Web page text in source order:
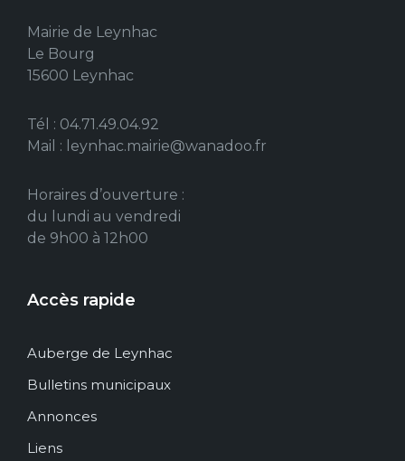
Mairie de Leynhac
Le Bourg
15600 Leynhac
Tél : 04.71.49.04.92
Mail : leynhac.mairie@wanadoo.fr
Horaires d’ouverture :
du lundi au vendredi
de 9h00 à 12h00
Accès rapide
Auberge de Leynhac
Bulletins municipaux
Annonces
Liens